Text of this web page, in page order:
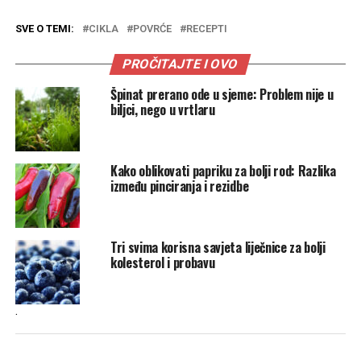
SVE O TEMI: CIKLA POVRĆE RECEPTI
PROČITAJTE I OVO
Špinat prerano ode u sjeme: Problem nije u
biljci, nego u vrtlaru
Kako oblikovati papriku za bolji rod: Razlika
između pinciranja i rezidbe
Tri svima korisna savjeta liječnice za bolji
kolesterol i probavu
.